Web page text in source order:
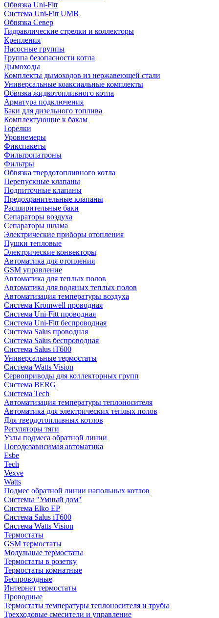
Обвязка Uni-Fitt
Система Uni-Fitt UMB
Обвязка Север
Гидравлические стрелки и коллекторы
Крепления
Насосные группы
Группа безопасности котла
Дымоходы
Комплекты дымоходов из нержавеющей стали
Универсальные коаксиальные комплекты
Обвязка жидкотопливного котла
Арматура подключения
Баки для дизельного топлива
Комплектующие к бакам
Горелки
Уровнемеры
Фикспакеты
Фильтропатроны
Фильтры
Обвязка твердотопливного котла
Перепускные клапаны
Подпиточные клапаны
Предохранительные клапаны
Расширительные баки
Сепараторы воздуха
Сепараторы шлама
Электрические приборы отопления
Пушки тепловые
Электрические конвекторы
Автоматика для отопления
GSM управление
Автоматика для теплых полов
Автоматика для водяных теплых полов
Автоматизация температуры воздуха
Система Kromwell проводная
Система Uni-Fitt проводная
Система Uni-Fitt беспроводная
Система Salus проводная
Система Salus беспроводная
Система Salus iT600
Универсальные термостаты
Система Watts Vision
Сервоприводы для коллекторных групп
Система BERG
Система Tech
Автоматизация температуры теплоносителя
Автоматика для электрических теплых полов
Для твердотопливных котлов
Регуляторы тяги
Узлы подмеса обратной линии
Погодозависимая автоматика
Esbe
Tech
Vexve
Watts
Подмес обратной линии напольных котлов
Системы "Умный дом"
Система Elko EP
Система Salus iT600
Система Watts Vision
Термостаты
GSM термостаты
Модульные термостаты
Термостаты в розетку
Термостаты комнатные
Беспроводные
Интернет термостаты
Проводные
Термостаты температуры теплоносителя и трубы
Трехходовые смесители и управление